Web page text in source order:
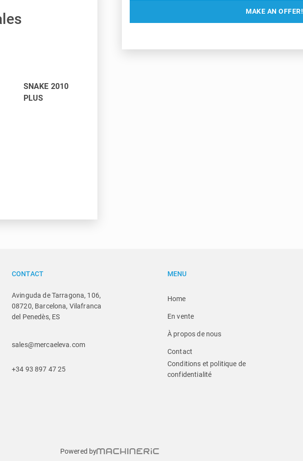
SNAKE 2010
PLUS
MAKE AN OFFER!
CONTACT
Avinguda de Tarragona, 106,
08720, Barcelona, Vilafranca
del Penedès, ES
sales@mercaeleva.com
+34 93 897 47 25
MENU
Home
En vente
À propos de nous
Contact
Conditions et politique de
confidentialité
Powered by